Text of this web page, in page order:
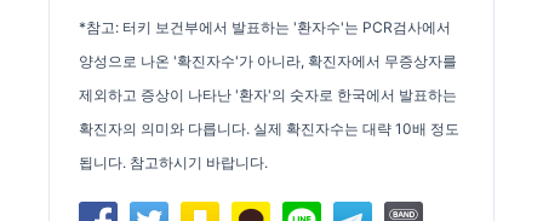
*참고: 터키 보건부에서 발표하는 '환자수'는 PCR검사에서
양성으로 나온 '확진자수'가 아니라, 확진자에서 무증상자를
제외하고 증상이 나타난 '환자'의 숫자로 한국에서 발표하는
확진자의 의미와 다릅니다. 실제 확진자수는 대략 10배 정도
됩니다. 참고하시기 바랍니다.